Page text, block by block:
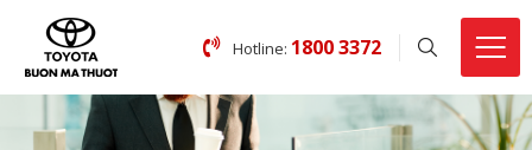
Hotline: 1800 3372